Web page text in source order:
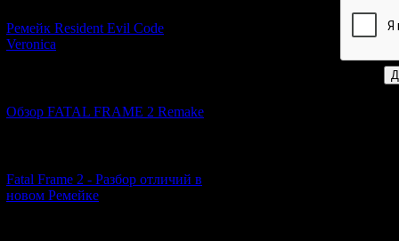
Ремейк Resident Evil Code
Veronica
Обзор FATAL FRAME 2 Remake
Fatal Frame 2 - Разбор отличий в
новом Ремейке